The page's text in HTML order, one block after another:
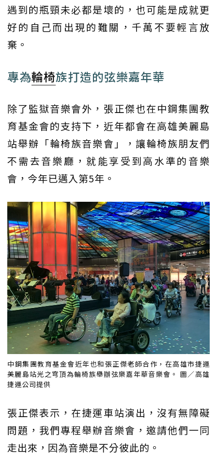
遇到的瓶頸未必都是壞的，也可能是成就更
好的自己而出現的難關，千萬不要輕言放
棄。
專為輪椅族打造的弦樂嘉年華
除了監獄音樂會外，張正傑也在中鋼集團教
育基金會的支持下，近年都會在高雄美麗島
站舉辦「輪椅族音樂會」，讓輪椅族朋友們
不需去音樂廳，就能享受到高水準的音樂
會，今年已邁入第5年。
中鋼集團教育基金會近年也和張正傑老師合作，在高雄市捷運
美麗島站光之穹頂為輪椅族舉辦弦樂嘉年華音樂會。 圖／高雄
捷運公司提供
張正傑表示，在捷運車站演出，沒有無障礙
問題，我們專程舉辦音樂會，邀請他們一同
走出來，因為音樂是不分彼此的。